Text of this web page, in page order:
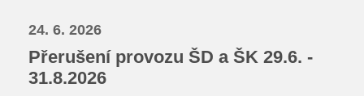
24. 6. 2026
Přerušení provozu ŠD a ŠK 29.6. -
31.8.2026